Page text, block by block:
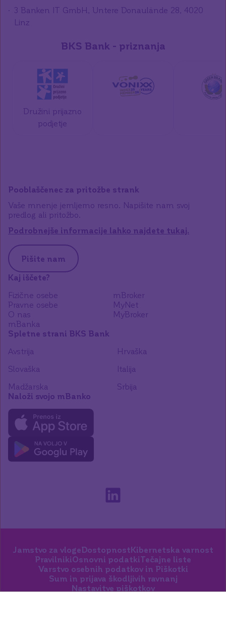
3 Banken IT GmbH, Untere Donaulände 28, 4020
Linz
BKS Bank - priznanja
Družini prijazno
podjetje
Pooblaščenec za pritožbe strank
Vaše mnenje jemljemo resno. Napišite nam svoj
predlog ali pritožbo.
Podrobnejše informacije lahko najdete tukaj.
Pišite nam
Kaj iščete?
Fizične osebe
Pravne osebe
O nas
mBanka
mBroker
MyNet
MyBroker
Spletne strani BKS Bank
Avstrija
Hrvaška
Slovaška
Italija
Madžarska
Srbija
Naloži svojo mBanko
Jamstvo za vlogeDostopnostKibernetska varnost
PravilnikiOsnovni podatkiTečajne liste
Varstvo osebnih podatkov in Piškotki
Sum in prijava škodljivih ravnanj
Nastavitve piškotkov